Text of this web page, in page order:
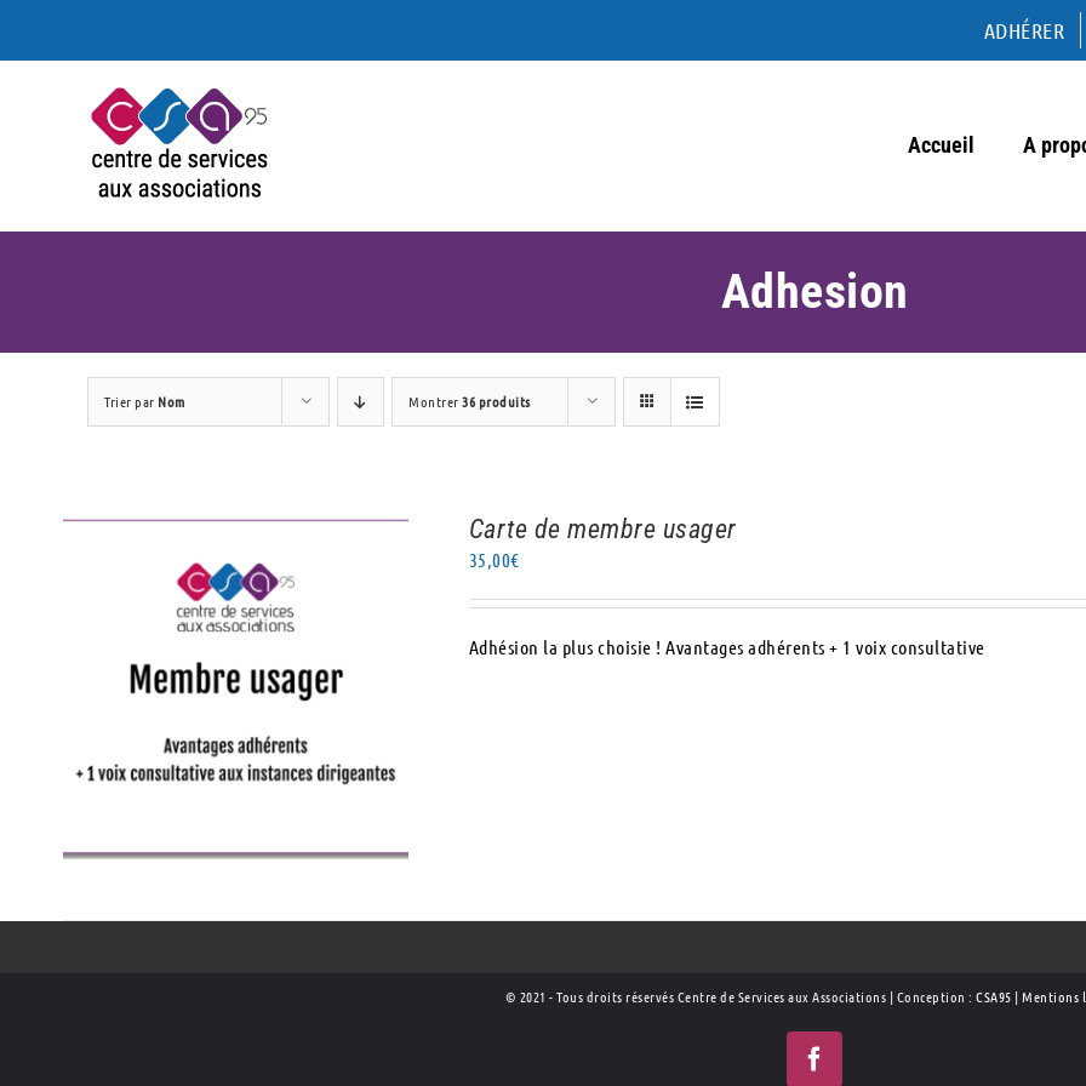
ADHÉRER
Accueil A
Adhesion
Trier par Nom Montrer36 produits
AJOUTER AU PANIER / DÉTAILS
Carte de membre usager
35,00€
Adhésion la plus choisie ! Avantages adhérents + 1 voix consultative
© 2021 - Tous droits réservés Centre de Services aux Associations | Conception :CSA95 |Mentions
Facebook